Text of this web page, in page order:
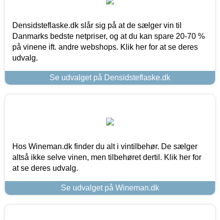
Densidsteflaske.dk slår sig på at de sælger vin til
Danmarks bedste netpriser, og at du kan spare 20-70 %
på vinene ift. andre webshops. Klik her for at se deres
udvalg.
Se udvalget på Densidsteflaske.dk
Hos Wineman.dk finder du alt i vintilbehør. De sælger
altså ikke selve vinen, men tilbehøret dertil. Klik her for
at se deres udvalg.
Se udvalget på Wineman.dk